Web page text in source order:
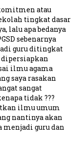
atau
tingkat dasar
lalu apa bedanya
sebenarnya
guru ditingkat
dipersiapkan
ilmu agama
saya rasakan
sangat
tidak ???
ilmu umum
nantinya akan
guru dan